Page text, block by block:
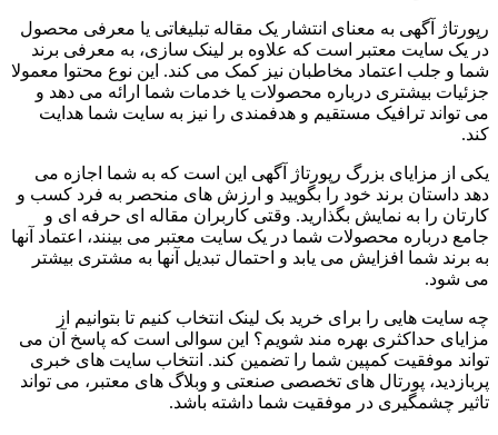
رپورتاژ آگهی به معنای انتشار یک مقاله تبلیغاتی یا معرفی محصول
در یک سایت معتبر است که علاوه بر لینک سازی، به معرفی برند
شما و جلب اعتماد مخاطبان نیز کمک می کند. این نوع محتوا معمولا
جزئیات بیشتری درباره محصولات یا خدمات شما ارائه می دهد و
می تواند ترافیک مستقیم و هدفمندی را نیز به سایت شما هدایت
کند.
یکی از مزایای بزرگ رپورتاژ آگهی این است که به شما اجازه می
دهد داستان برند خود را بگویید و ارزش های منحصر به فرد کسب و
کارتان را به نمایش بگذارید. وقتی کاربران مقاله ای حرفه ای و
جامع درباره محصولات شما در یک سایت معتبر می بینند، اعتماد آنها
به برند شما افزایش می یابد و احتمال تبدیل آنها به مشتری بیشتر
می شود.
چه سایت هایی را برای خرید بک لینک انتخاب کنیم تا بتوانیم از
مزایای حداکثری بهره مند شویم؟ این سوالی است که پاسخ آن می
تواند موفقیت کمپین شما را تضمین کند. انتخاب سایت های خبری
پربازدید، پورتال های تخصصی صنعتی و وبلاگ های معتبر، می تواند
تاثیر چشمگیری در موفقیت شما داشته باشد.